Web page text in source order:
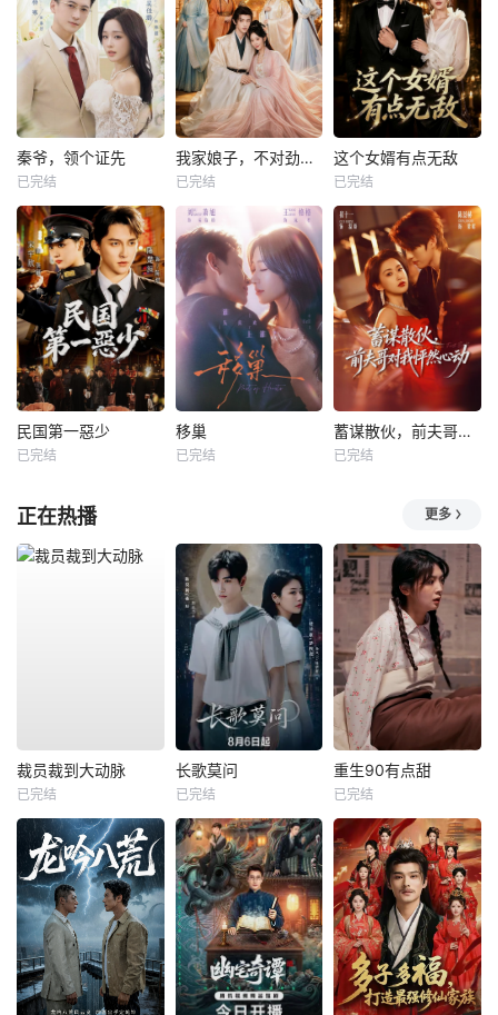
秦爷，领个证先
已完结
我家娘子，不对劲第四季
已完结
这个女婿有点无敌
已完结
民国第一惡少
已完结
移巢
已完结
蓄谋散伙，前夫哥对我怦然心动
已完结
正在热播 更多
裁员裁到大动脉
已完结
长歌莫问
已完结
重生90有点甜
已完结